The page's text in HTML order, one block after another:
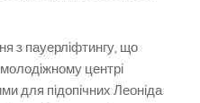
з пауерліфтингу, що
центрі
для підопічних Леоніда